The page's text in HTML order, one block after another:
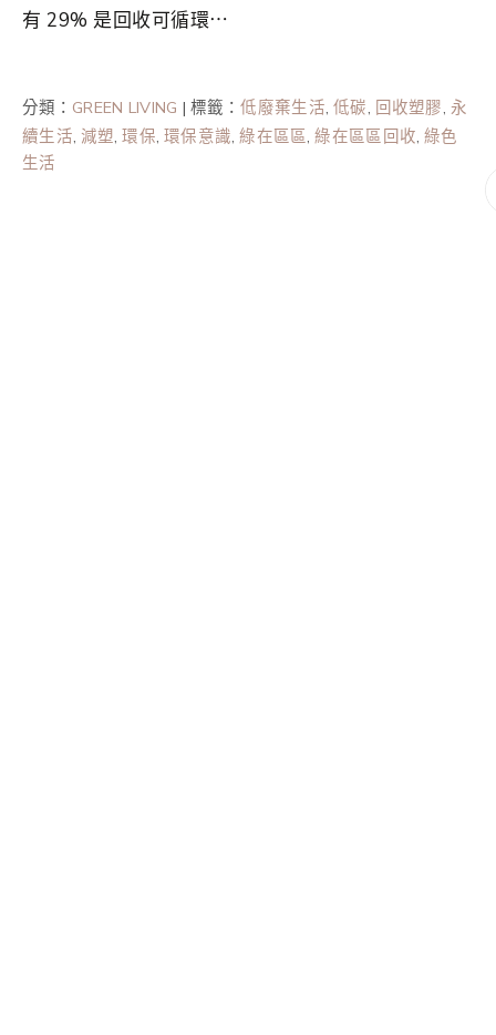
有 29% 是回收可循環⋯
分類： GREEN LIVING |標籤：低廢棄生活, 低碳, 回收塑膠, 永
續生活, 減塑,環保,環保意識,綠在區區,綠在區區回收,綠色
生活